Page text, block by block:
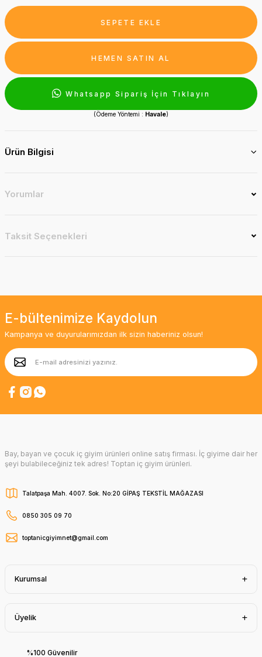
SEPETE EKLE
HEMEN SATIN AL
Whatsapp Sipariş İçin Tıklayın
(Ödeme Yöntemi : Havale)
Ürün Bilgisi
Yorumlar
Taksit Seçenekleri
E-bültenimize Kaydolun
Kampanya ve duyurularımızdan ilk sizin haberiniz olsun!
Bay, bayan ve çocuk iç giyim ürünleri online satış firması. İç giyime dair her
şeyi bulabileceğiniz tek adres! Toptan iç giyim ürünleri.
Talatpaşa Mah. 4007. Sok. No:20 GİPAŞ TEKSTİL MAĞAZASI
0850 305 09 70
toptanicgiyimnet@gmail.com
Kurumsal
Üyelik
%100 Güvenilir